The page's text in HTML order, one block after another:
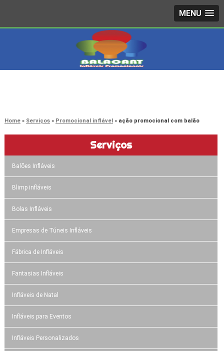
MENU
Home Serviços Promocional inflável ação promocional com balão
Serviços
Balões Infláveis
Blimp infláveis
Bolas Infláveis
Empresas de Túneis Infláveis
Fábrica de Infláveis
Fantasias Infláveis
Infláveis de Natal
Infláveis para Eventos
Infláveis Personalizados